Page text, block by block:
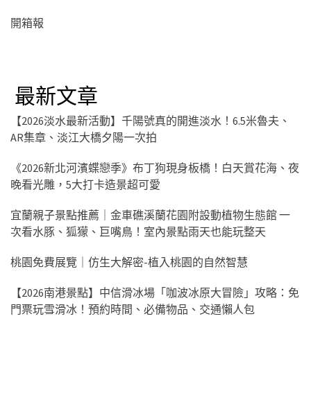
開箱報
最新文章
【2026淡水最新活動】千陽號真的開進淡水！6.5米魯夫、
AR集章、淡江大橋夕陽一次拍
《2026新北河濱蝶戀季》布丁狗現身板橋！白天賞花海、夜
晚看光雕，5大打卡造景超可愛
宜蘭親子景點推薦｜金車礁溪蘭花園附設動植物生態館 一
次看水豚、狐獴、巨嘴鳥！室內景點雨天也能玩整天
桃園免費展覽｜仿生大解密-植入桃園的自然智慧
【2026南港景點】中信滑冰場「咖波冰原大冒險」攻略：免
門票玩雪滑冰！預約時間、必備物品、交通懶人包